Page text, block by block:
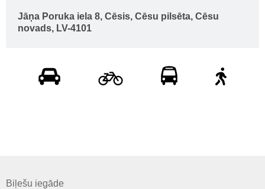
Jāņa Poruka iela 8, Cēsis, Cēsu pilsēta, Cēsu
novads, LV-4101
Biļešu iegāde